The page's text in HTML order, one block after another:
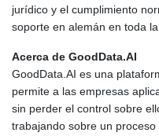
jurídico y el cumplimiento
soporte en alemán en toda
Acerca de GoodData.AI
GoodData.AI es una
permite a las empresas
sin perder el control sobre
trabajando sobre un